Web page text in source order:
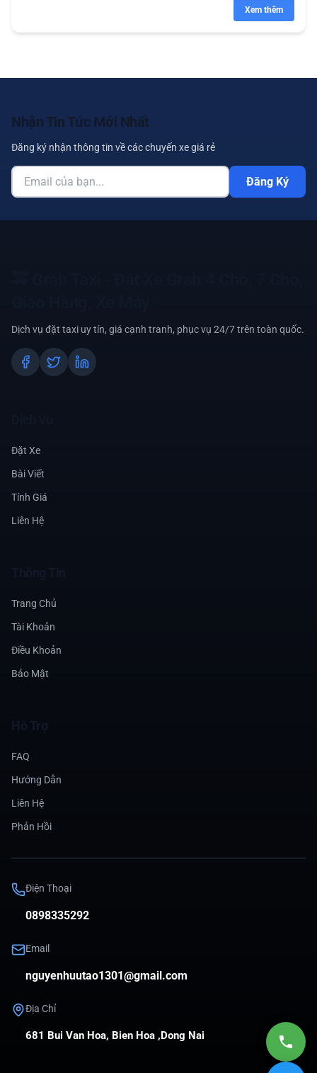
Xem thêm
Nhận Tin Tức Mới Nhất
Đăng ký nhận thông tin về các chuyến xe giá rẻ
Đăng Ký
Dịch vụ đặt taxi uy tín, giá cạnh tranh, phục vụ 24/7 trên toàn quốc.
Đặt Xe
Bài Viết
Tính Giá
Liên Hệ
Trang Chủ
Tài Khoản
Điều Khoản
Bảo Mật
Hỗ Trợ
FAQ
Hướng Dẫn
Liên Hệ
Phản Hồi
Điện Thoại
0898335292
Email
nguyenhuutao1301@gmail.com
Địa Chỉ
681 Bui Van Hoa, Bien Hoa ,Dong Nai